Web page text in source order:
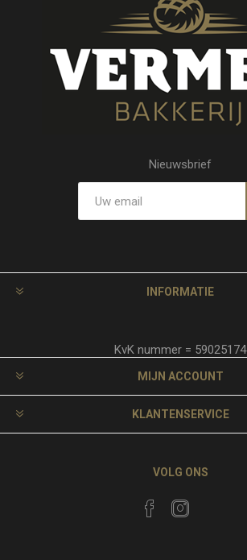
Nieuwsbrief
INFORMATIE
KvK nummer = 59025174
MIJN ACCOUNT
KLANTENSERVICE
VOLG ONS